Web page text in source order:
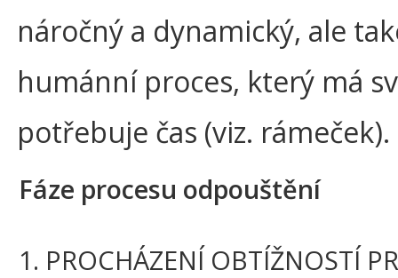
náročný a dynamický, ale
humánní proces, který má
potřebuje čas (viz. rámeček).
Fáze procesu odpouštění
1. PROCHÁZENÍ OBTÍŽNOSTÍ